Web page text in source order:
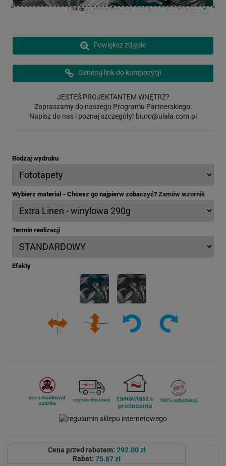
+
-
x:0cm y:0cm | (0,0) (11339,7661) (11339,7661)
196 dpi
Powiększ zdjęcie
Generuj link do kompozycji
JESTEŚ PROJEKTANTEM WNĘTRZ?
Zapraszamy do naszego Programu Partnerskiego.
Napisz do nas i poznaj szczegóły! biuro@ulala.com.pl
Rodzaj wydruku
Wybierz materiał - Chcesz go najpierw zobaczyć? Zamów wzornik
Termin realizacji
Efekty
Cena przed rabatem: 292.00 zł
Rabat: 75.87 zł